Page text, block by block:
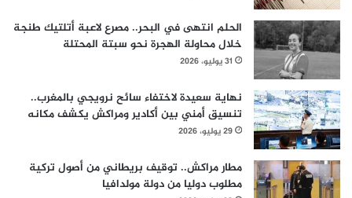
الحلم انتهى في البحر.. مصرع لاعبة أتلتيك طنجة
خلال محاولة الهجرة نحو سبتة المحتلة
31 يوليو، 2026
نهاية سعيدة لاختفاء سائح نرويجي بالمغرب..
تنسيق أمني بين أكادير ومراكش يكشف مكانه
29 يوليو، 2026
مطار مراكش.. توقيف بريطاني من أصول تركية
مطلوب دوليا من دولة مولدافيا